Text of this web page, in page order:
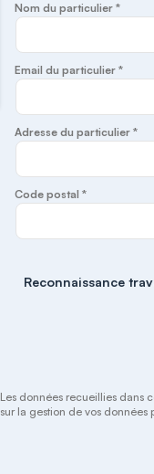
Nom du particulier *
Email du particulier *
Adresse du particulier *
Code postal *
Reconnaissance
Les données recueillies dans
sur la gestion de vos données